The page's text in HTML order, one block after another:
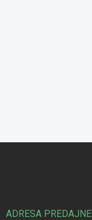
ADRESA PREDAJNE